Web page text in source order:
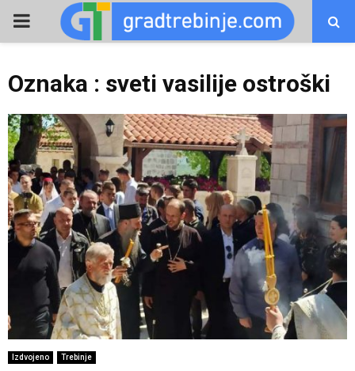
PRIMARY
Oznaka : sveti vasilije ostroški
Izdvojeno Trebinje